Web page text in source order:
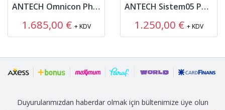
ANTECH Omnicon Ph ORP Dozajlama Ünitesi
1.685,00 € + KDV
ANTECH Sistem05 Ph ORP Dozajlama Ünitesi
1.250,00 € + KDV
Duyurularımızdan haberdar olmak için bültenimize üye olun